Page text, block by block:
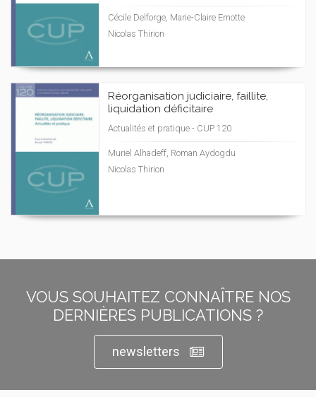
Cécile Delforge, Marie-Claire Ernotte
Nicolas Thirion
Réorganisation judiciaire, faillite,
liquidation déficitaire
Actualités et pratique - CUP 120
Muriel Alhadeff, Roman Aydogdu
Nicolas Thirion
VOUS SOUHAITEZ CONNAÎTRE NOS
DERNIÈRES PUBLICATIONS ?
newsletters